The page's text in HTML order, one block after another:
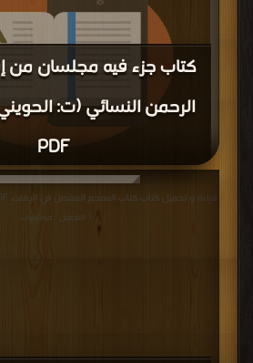
كتاب جزء فيه مجلسان من
الرحمن النسائي (ت:
PDF
قراءة و تحميل كتاب كتاب جزء فيه مجلسان من إملاء
الحويني) (ط: التربية) PDF مجانا | مكتبة >
كتب
قراءة و تحميل كتاب كتاب المعجم المفصل في الإملاء PDF مجانا | مكتبة >
| التحميل : مرة/مرات